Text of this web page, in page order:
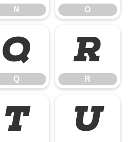
N O
Q
Q
R
R
T U